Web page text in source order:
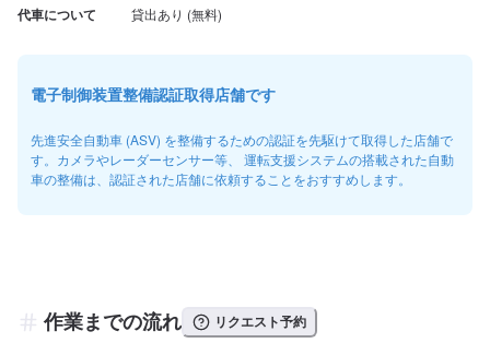
代車について
電子制御装置整備認証取得店舗です
先進安全自動車 (ASV) を整備するための認証を先駆けて取得した店舗で
す。カメラやレーダーセンサー等、 運転支援システムの搭載された自動
車の整備は、認証された店舗に依頼することをおすすめします。
作業までの流れ リクエスト予約